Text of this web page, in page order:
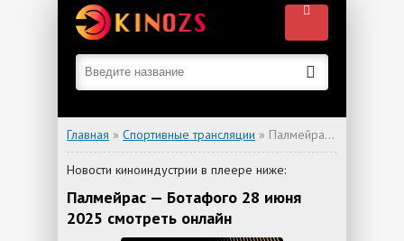
Главная » Спортивные трансляции » Палмейрас — Ботафого
Новости киноиндустрии в плеере ниже:
Палмейрас — Ботафого 28 июня
2025 смотреть онлайн